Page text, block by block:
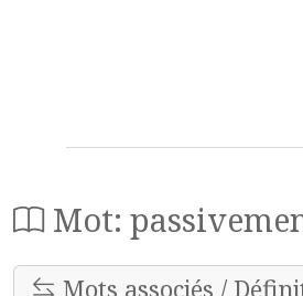
Mot:
Mots associés /